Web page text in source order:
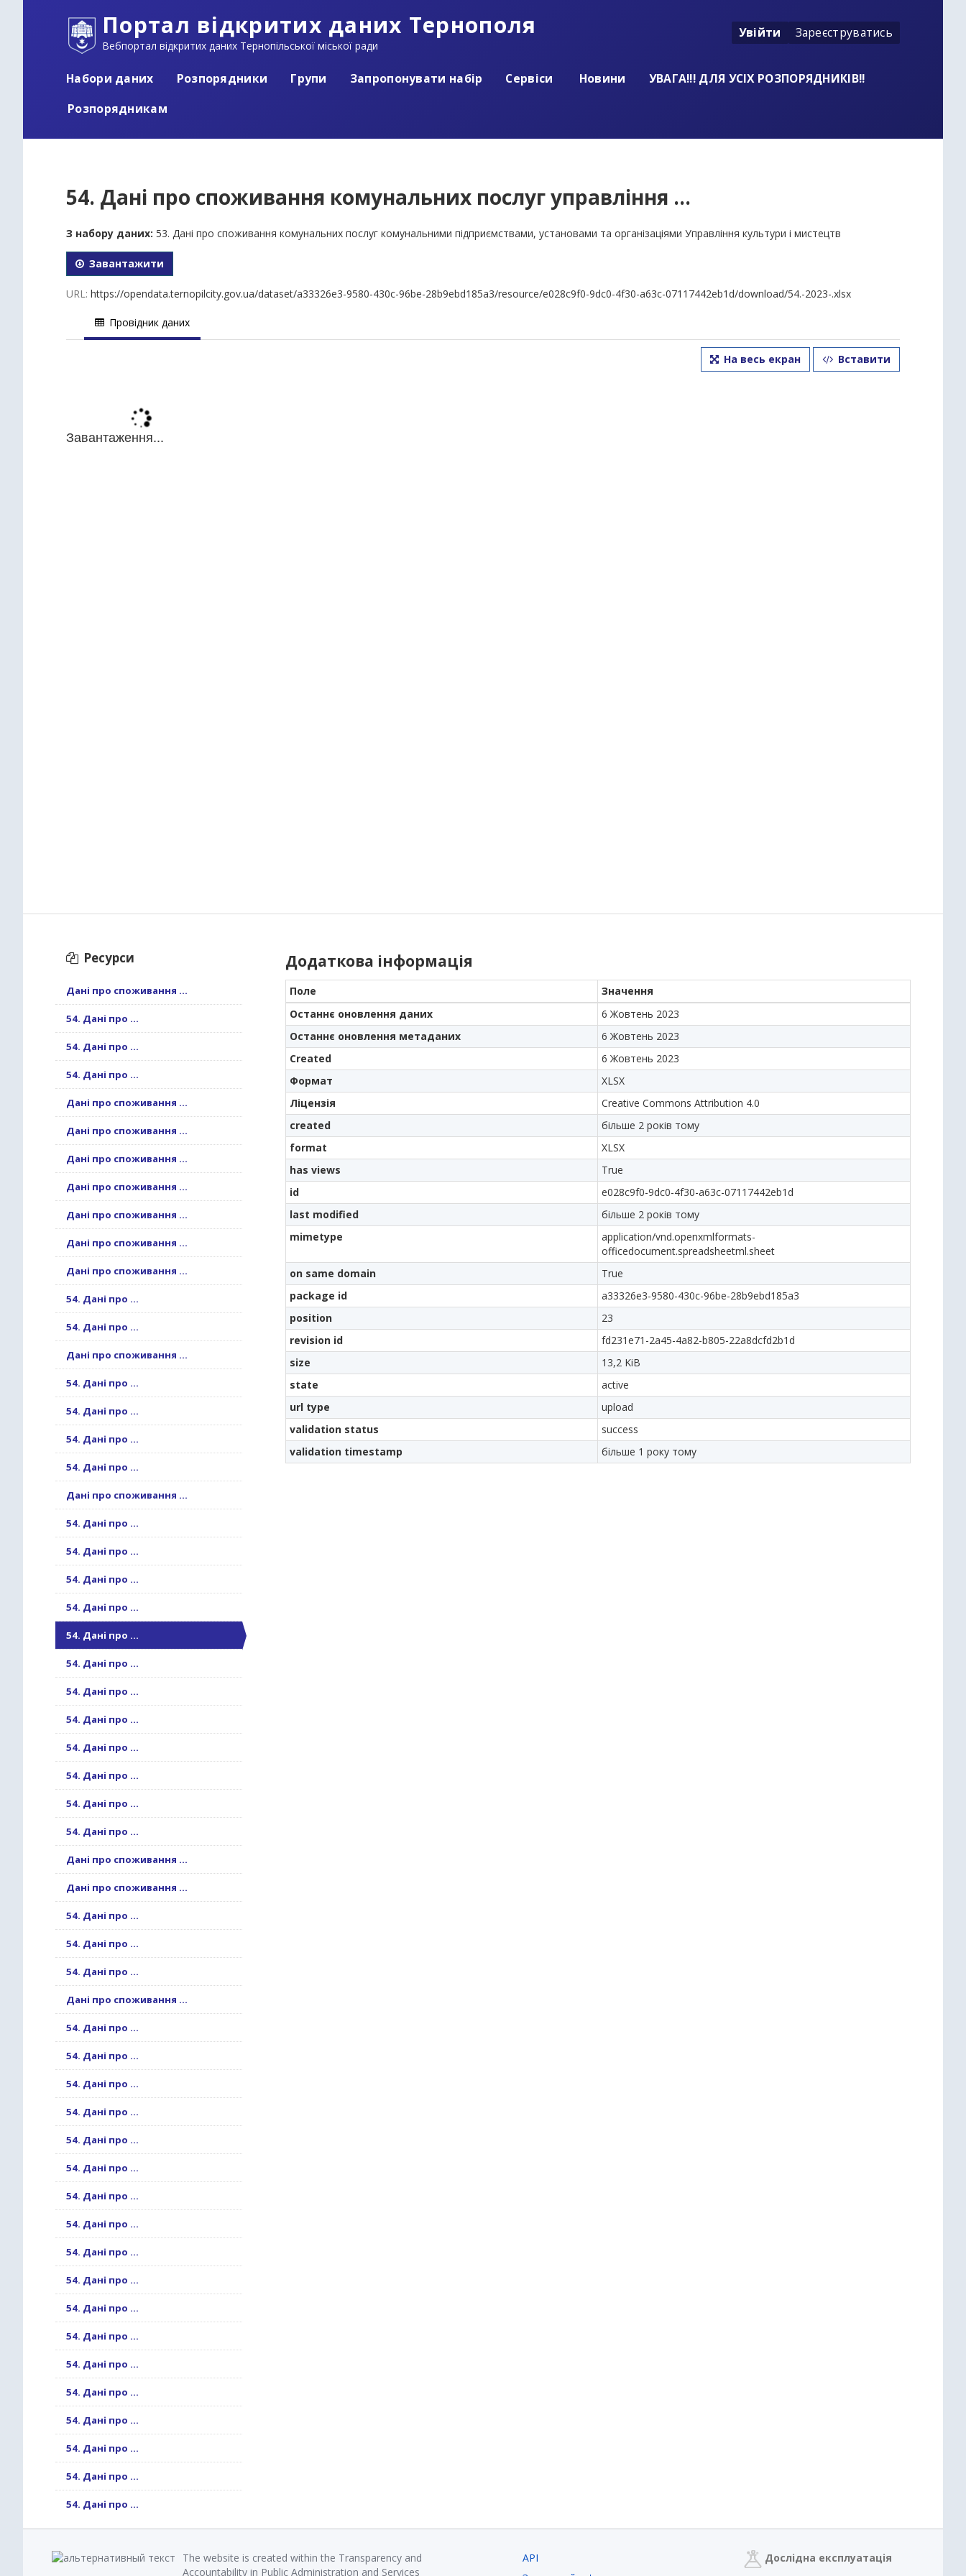
Портал відкритих даних Тернополя
Вебпортал відкритих даних Тернопільської міської ради
Увійти Зареєструватись
Набори даних Розпорядники Групи Запропонувати набір Сервіси Новини
УВАГА!!! ДЛЯ УСІХ РОЗПОРЯДНИКІВ!!
Розпорядникам
54. Дані про споживання комунальних послуг управління ...
З набору даних: 53. Дані про споживання комунальних послуг комунальними підприємствами, установами та організаціями Управління культури і мистецтв
Завантажити
URL: https://opendata.ternopilcity.gov.ua/dataset/a33326e3-9580-430c-96be-28b9ebd185a3/resource/e028c9f0-9dc0-4f30-a63c-07117442eb1d/download/54.-2023-.xlsx
Провідник даних
На весь екран Вставити
Ресурси
Дані про споживання ...
54. Дані про ...
54. Дані про ...
54. Дані про ...
Дані про споживання ...
Дані про споживання ...
Дані про споживання ...
Дані про споживання ...
Дані про споживання ...
Дані про споживання ...
Дані про споживання ...
54. Дані про ...
54. Дані про ...
Дані про споживання ...
54. Дані про ...
54. Дані про ...
54. Дані про ...
54. Дані про ...
Дані про споживання ...
54. Дані про ...
54. Дані про ...
54. Дані про ...
54. Дані про ...
54. Дані про ...
54. Дані про ...
54. Дані про ...
54. Дані про ...
54. Дані про ...
54. Дані про ...
54. Дані про ...
54. Дані про ...
Дані про споживання ...
Дані про споживання ...
54. Дані про ...
54. Дані про ...
54. Дані про ...
Дані про споживання ...
54. Дані про ...
54. Дані про ...
54. Дані про ...
54. Дані про ...
54. Дані про ...
54. Дані про ...
54. Дані про ...
54. Дані про ...
54. Дані про ...
54. Дані про ...
54. Дані про ...
54. Дані про ...
54. Дані про ...
54. Дані про ...
54. Дані про ...
54. Дані про ...
54. Дані про ...
54. Дані про ...
Додаткова інформація
Поле
Значення
Останнє оновлення даних
6 Жовтень 2023
Останнє оновлення метаданих
6 Жовтень 2023
Created
6 Жовтень 2023
Формат
XLSX
Ліцензія
Creative Commons Attribution 4.0
created
більше 2 років тому
format
XLSX
has views
True
id
e028c9f0-9dc0-4f30-a63c-07117442eb1d
last modified
більше 2 років тому
mimetype
application/vnd.openxmlformats-
officedocument.spreadsheetml.sheet
on same domain
True
package id
a33326e3-9580-430c-96be-28b9ebd185a3
position
23
revision id
fd231e71-2a45-4a82-b805-22a8dcfd2b1d
size
13,2 KiB
state
active
url type
upload
validation status
success
validation timestamp
більше 1 року тому
The website is created within the Transparency and
Accountability in Public Administration and Services
API
Дослідна експлуатація